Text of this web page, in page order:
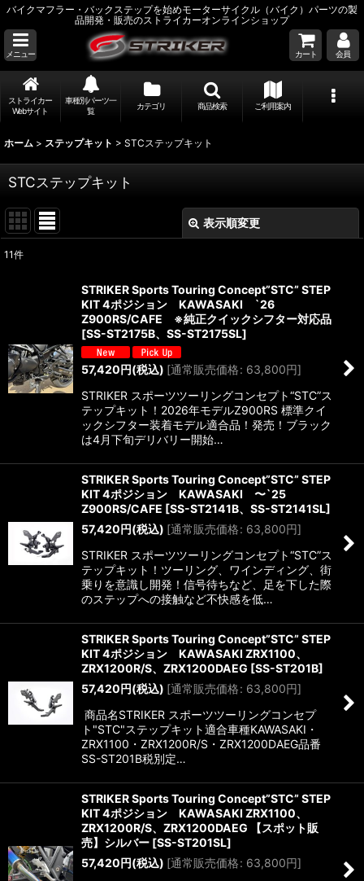
バイクマフラー・バックステップを始めモーターサイクル（バイク）パーツの製
品開発・販売のストライカーオンラインショップ
メニュー カート 会員
ストライカー
Webサイト
車種別パーツ一
覧
カテゴリ 商品検索 ご利用案内
ホーム > ステップキット > STCステップキット
STCステップキット
表示順変更
絞り込む
11件
STRIKER Sports Touring Concept”STC” STEP
KIT 4ポジション KAWASAKI `26
Z900RS/CAFE ※純正クイックシフター対応品
[SS-ST2175B、SS-ST2175SL]
57,420円(税込) [通常販売価格: 63,800円]
STRIKER スポーツツーリングコンセプト“STC”ス
テップキット！2026年モデルZ900RS 標準クイ
ックシフター装着モデル適合品！発売！ブラック
は4月下旬デリバリー開始…
STRIKER Sports Touring Concept”STC” STEP
KIT 4ポジション KAWASAKI 〜`25
Z900RS/CAFE [SS-ST2141B、SS-ST2141SL]
57,420円(税込) [通常販売価格: 63,800円]
STRIKER スポーツツーリングコンセプト“STC”ス
テップキット！ツーリング、ワインディング、街
乗りを意識し開発！信号待ちなど、足を下した際
のステップへの接触など不快感を低…
STRIKER Sports Touring Concept”STC” STEP
KIT 4ポジション KAWASAKI ZRX1100、
ZRX1200R/S、ZRX1200DAEG [SS-ST201B]
57,420円(税込) [通常販売価格: 63,800円]
商品名STRIKER スポーツツーリングコンセプ
ト"STC"ステップキット適合車種KAWASAKI・
ZRX1100・ZRX1200R/S・ZRX1200DAEG品番
SS-ST201B税別定…
STRIKER Sports Touring Concept”STC” STEP
KIT 4ポジション KAWASAKI ZRX1100、
ZRX1200R/S、ZRX1200DAEG 【スポット販
売】シルバー [SS-ST201SL]
57,420円(税込) [通常販売価格: 63,800円]